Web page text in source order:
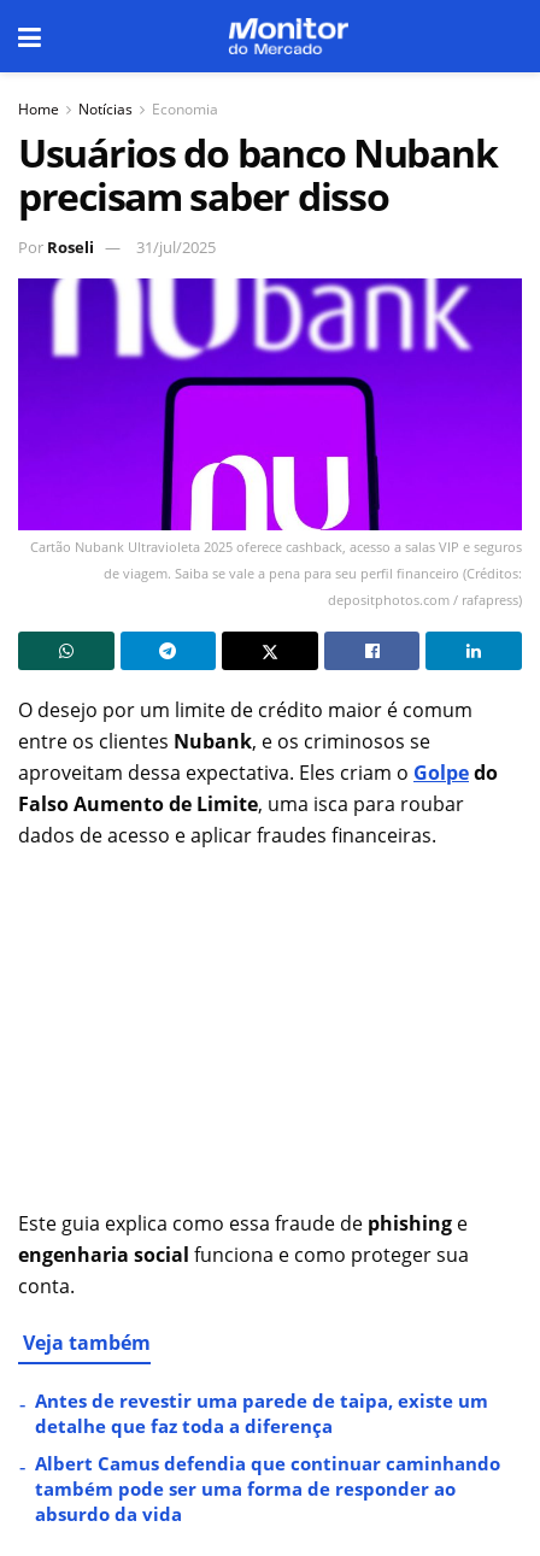
Home Notícias Economia
Usuários do banco Nubank
precisam saber disso
Por Roseli 31/jul/2025
Cartão Nubank Ultravioleta 2025 oferece cashback, acesso a salas VIP e seguros
de viagem. Saiba se vale a pena para seu perfil financeiro (Créditos:
depositphotos.com / rafapress)
O desejo por um limite de crédito maior é comum
entre os clientes Nubank, e os criminosos se
aproveitam dessa expectativa. Eles criam o Golpedo
Falso Aumento de Limite, uma isca para roubar
dados de acesso e aplicar fraudes financeiras.
Este guia explica como essa fraude de phishing e
engenharia social funciona e como proteger sua
conta.
Veja também
Antes de revestir uma parede de taipa, existe um
detalhe que faz toda a diferença
Albert Camus defendia que continuar caminhando
também pode ser uma forma de responder ao
absurdo da vida